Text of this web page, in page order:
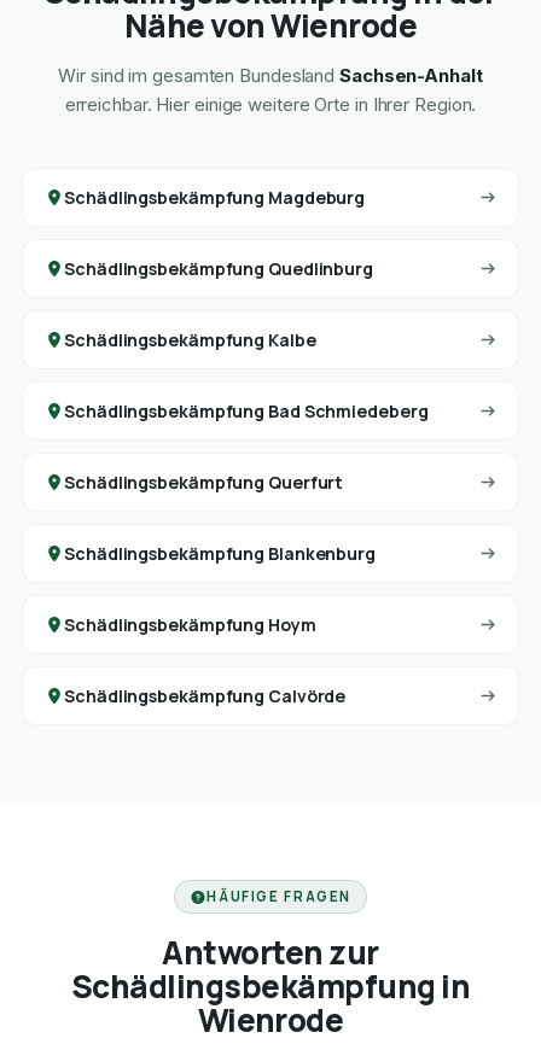
Nähe von Wienrode
Wir sind im gesamten BundeslandSachsen-Anhalt
erreichbar. Hier einige weitere Orte in Ihrer Region.
Schädlingsbekämpfung Magdeburg
Schädlingsbekämpfung Quedlinburg
Schädlingsbekämpfung Kalbe
Schädlingsbekämpfung Bad Schmiedeberg
Schädlingsbekämpfung Querfurt
Schädlingsbekämpfung Blankenburg
Schädlingsbekämpfung Hoym
Schädlingsbekämpfung Calvörde
HÄUFIGE FRAGEN
Antworten zur
Schädlingsbekämpfung in
Wienrode